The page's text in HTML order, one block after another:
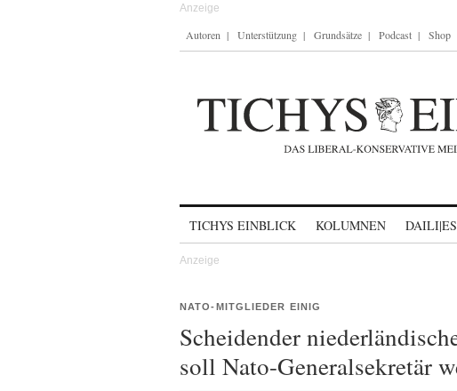
Autoren Unterstützung Grundsätze Podcast Shop
TICHYS EINBLICK KOLUMNEN
NATO-MITGLIEDER EINIG
Scheidender
soll Nato-Generalsekretär